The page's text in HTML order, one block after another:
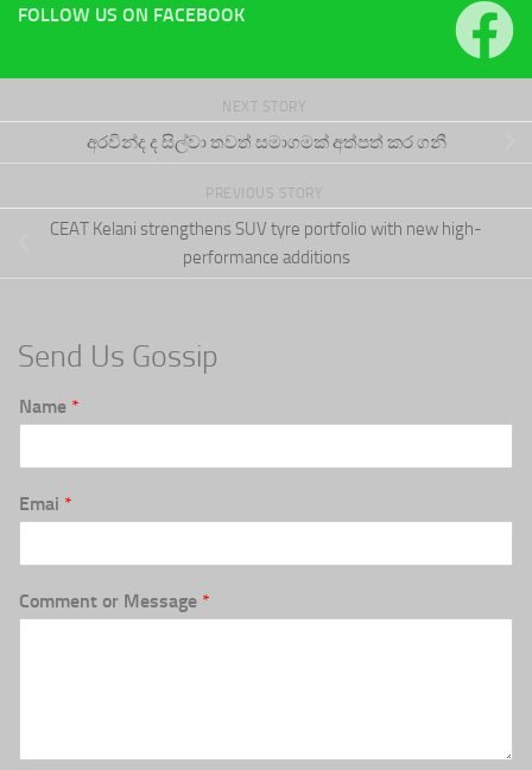
FOLLOW US ON FACEBOOK
NEXT STORY
අරවින්ද ද සිල්වා තවත් සමාගමක් අත්පත් කර ගනී
PREVIOUS STORY
CEAT Kelani strengthens SUV tyre portfolio with new high-
performance additions
Send Us Gossip
Name *
Emai *
Comment or Message *